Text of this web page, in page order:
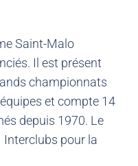
Saint-Malo
Il est présent
championnats
et compte 14
depuis 1970. Le
Interclubs pour la